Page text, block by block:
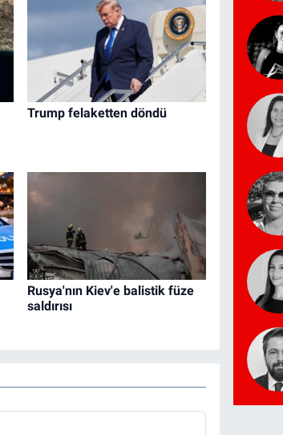
Trump felaketten döndü
Rusya'nın Kiev'e balistik füze
saldırısı